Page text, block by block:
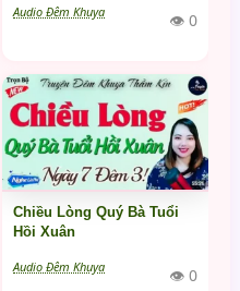
Audio Đêm Khuya 👁 0
Chiều Lòng Quý Bà Tuổi
Hồi Xuân
Audio Đêm Khuya 👁 0